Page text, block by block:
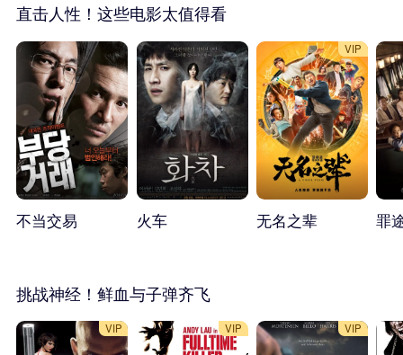
直击人性！这些电影太值得看
不当交易 火车
VIP
无名之辈 罪
挑战神经！鲜血与子弹齐飞
VIP VIP VIP